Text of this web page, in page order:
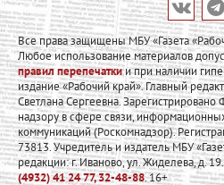
Все права защищены МБУ «Газета
Любое использование материалов
правил перепечаткии при наличии
издание «Рабочий край». Главный
Светлана Сергеевна.
надзору в сфере связи,
коммуникаций (Роскомнадзор).
73813. Учредитель и издатель МБУ
редакции: г. Иваново, ул. Жиделева, д.
(4932) 41 24 77, 32-48-88. 16+